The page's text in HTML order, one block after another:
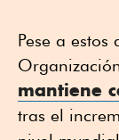
Pese a
mantiene
tras el